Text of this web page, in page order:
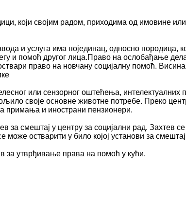
који својим радом, приходима од имовине или
и услуга има појединац, односно породица,
и помоћ другог лица.Право на ослобађање
право на новчану социјалну помоћ.
или сензорног оштећења,
своје основне животне потребе. Преко
примања и инострани пензионери.
за смештај у центру за социјални рад. Захтев
остварити у било којој установи за
за утврђивање права на помоћ у кући.